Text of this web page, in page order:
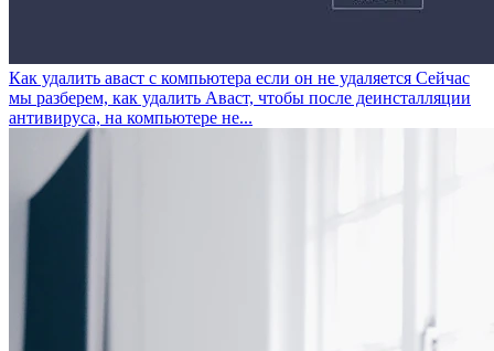
Как удалить аваст с компьютера если он не удаляется Сейчас
мы разберем, как удалить Аваст, чтобы после деинсталляции
антивируса, на компьютере не...